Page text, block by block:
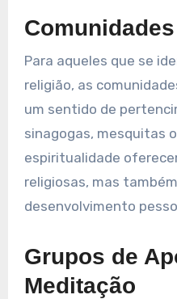
Para aqueles que se
religião, as
um sentido de
sinagogas, mesquitas
espiritualidade
religiosas, mas
desenvolvimento
Grupos de
Meditação